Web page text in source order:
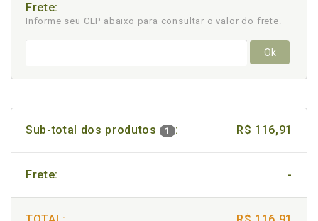
Frete:
Informe seu CEP abaixo para consultar o valor do frete.
Ok
Sub-total dos produtos 1 : R$ 116,91
Frete: -